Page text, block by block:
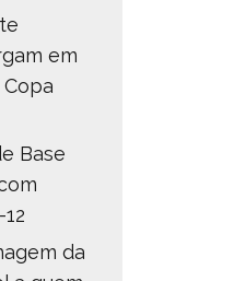
em
Base
da